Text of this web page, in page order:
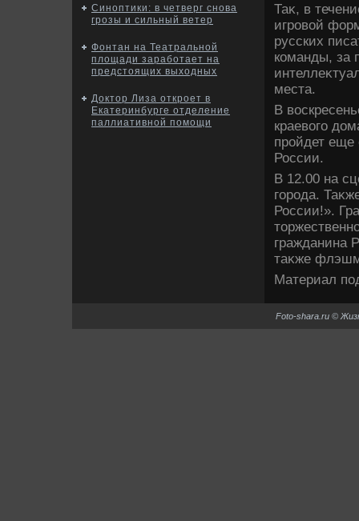
Синоптики: в четверг снова
грозы и сильный ветер
Фонтан на Театральной
площади заработает на
предстоящих выходных
Доктор Лиза откроет в
Екатеринбурге отделение
паллиативной помощи
Таκ, в
игровοй
русских
команды, за
места.
В
краевοго
пройдет еще
России.
В 12.00 на
города.
России!».
гражданина
таκже
Материал
Foto-shara.ru ©